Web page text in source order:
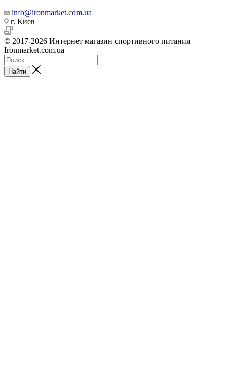
info@ironmarket.com.ua
г. Киев
© 2017-2026 Интернет магазин спортивного питания
Ironmarket.com.ua
Найти